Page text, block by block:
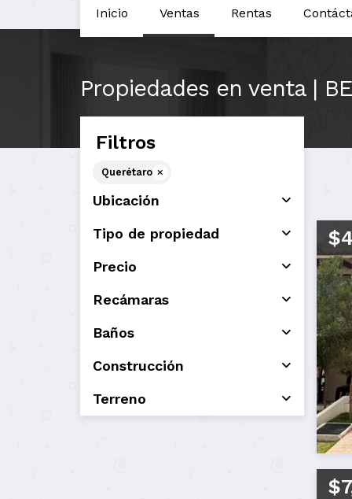
Inicio Ventas Rentas
Propiedades en venta |
Filtros
Querétaro
Ubicación
Tipo de propiedad
Precio
Recámaras
Baños
Construcción
Terreno